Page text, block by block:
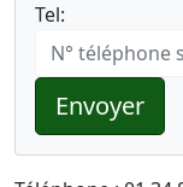
Tel:
Envoyer